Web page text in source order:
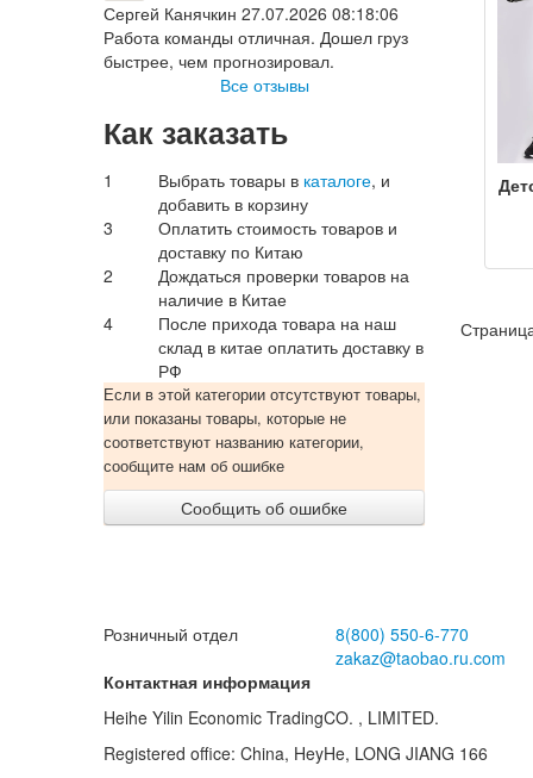
Сергей Канячкин 27.07.2026 08:18:06
Работа команды отличная. Дошел груз
быстрее, чем прогнозировал.
Все отзывы
Как заказать
1 Выбрать товары в каталоге, и
добавить в корзину
3
Оплатить стоимость товаров и
доставку по Китаю
2
Дождаться проверки товаров на
наличие в Китае
4
После прихода товара на наш
склад в китае оплатить доставку в
РФ
Если в этой категории отсутствуют товары,
или показаны товары, которые не
соответствуют названию категории,
сообщите нам об ошибке
Сообщить об ошибке
Розничный отдел
8(800) 550-6-770
zakaz@taobao.ru.com
Контактная информация
Heihe Yilin Economic TradingCO. , LIMITED.
Registered office: China, HeyHe, LONG JIANG 166